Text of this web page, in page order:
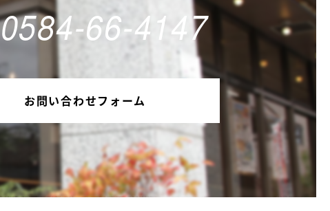
0584-66-4147
お問い合わせフォーム